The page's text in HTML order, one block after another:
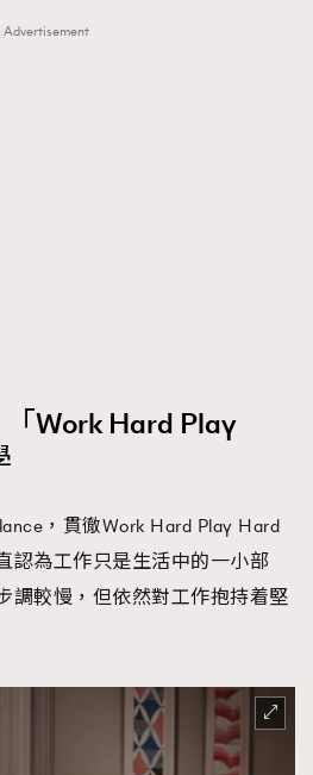
Advertisement
Work Hard Play
，貫徹Work Hard Play Hard
認為工作只是生活中的一小部
調較慢，但依然對工作抱持着堅